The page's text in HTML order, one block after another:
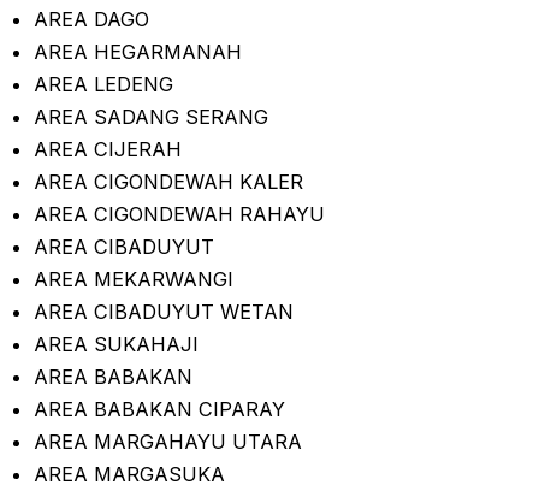
AREA DAGO
AREA HEGARMANAH
AREA LEDENG
AREA SADANG SERANG
AREA CIJERAH
AREA CIGONDEWAH KALER
AREA CIGONDEWAH RAHAYU
AREA CIBADUYUT
AREA MEKARWANGI
AREA CIBADUYUT WETAN
AREA SUKAHAJI
AREA BABAKAN
AREA BABAKAN CIPARAY
AREA MARGAHAYU UTARA
AREA MARGASUKA